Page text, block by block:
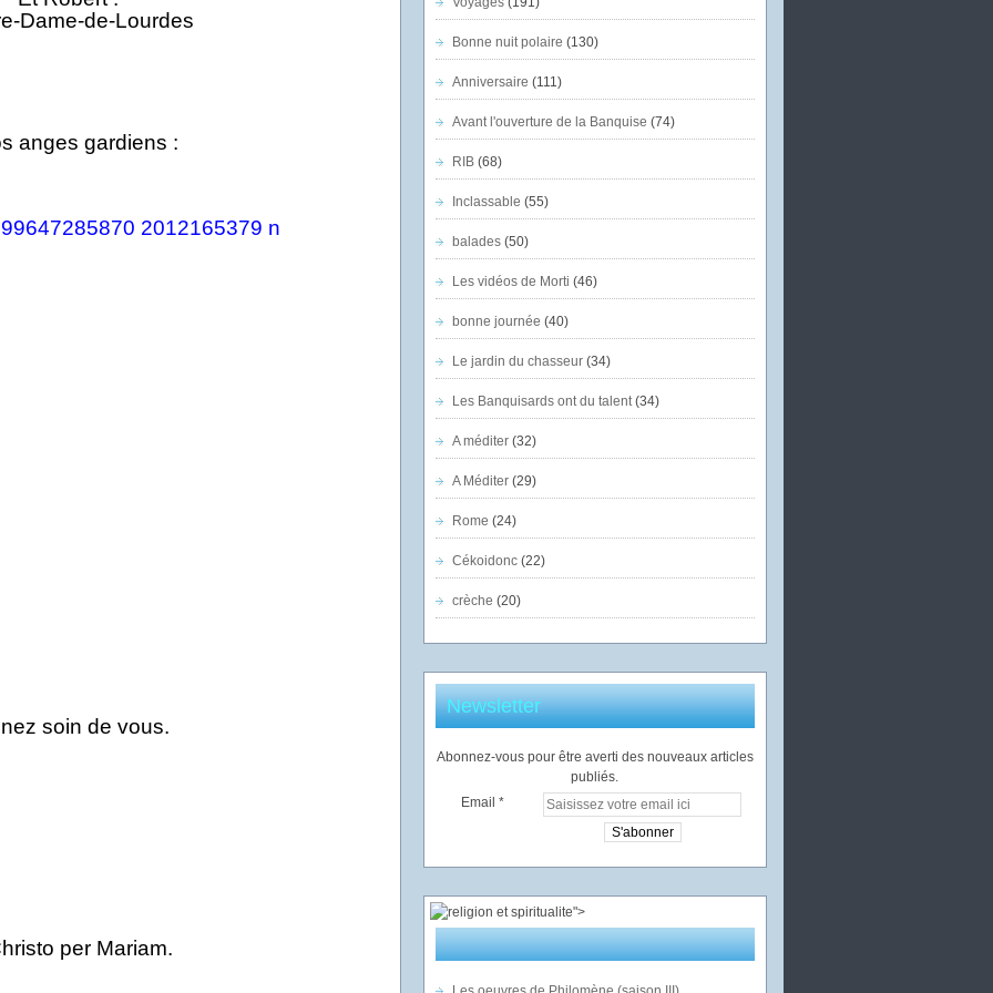
anges gardiens :
soin de vous.
per Mariam.
Bonne nuit polaire (130)
Anniversaire (111)
Avant l'ouverture de la Banquise (74)
RIB(68)
Inclassable (55)
balades(50)
Les vidéos de Morti (46)
bonne journée (40)
Le jardin du chasseur(34)
Les Banquisards ont du talent(34)
A méditer(32)
A Méditer(29)
Rome (24)
Cékoidonc(22)
crèche (20)
Newsletter
Abonnez-vous pour être averti des nouveaux articles
publiés.
Email
">